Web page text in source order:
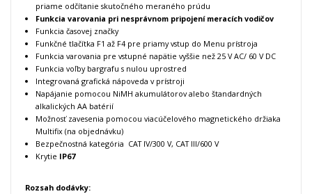
priame odčítanie skutočného meraného prúdu
Funkcia varovania pri nesprávnom pripojení meracích vodičov
Funkcia časovej značky
Funkčné tlačítka F1 až F4 pre priamy vstup do Menu prístroja
Funkcia varovania pre vstupné napätie vyššie než 25 V AC/ 60 V DC
Funkcia voľby bargrafu s nulou uprostred
Integrovaná grafická nápoveda v prístroji
Napájanie pomocou NiMH akumulátorov alebo štandardných
alkalických AA batérií
Možnosť zavesenia pomocou viacúčelového magnetického držiaka
Multifix (na objednávku)
Bezpečnostná kategória CAT IV/300 V, CAT III/600 V
Krytie IP67
Rozsah dodávky: